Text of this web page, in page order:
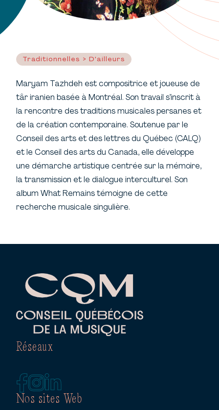
Traditionnelles > D'ailleurs
Maryam Tazhdeh est compositrice et joueuse de
târ iranien basée à Montréal. Son travail s’inscrit à
la rencontre des traditions musicales persanes et
de la création contemporaine. Soutenue par le
Conseil des arts et des lettres du Québec (CALQ)
et le Conseil des arts du Canada, elle développe
une démarche artistique centrée sur la mémoire,
la transmission et le dialogue interculturel. Son
album What Remains témoigne de cette
recherche musicale singulière.
Nos sites Web
Réseaux